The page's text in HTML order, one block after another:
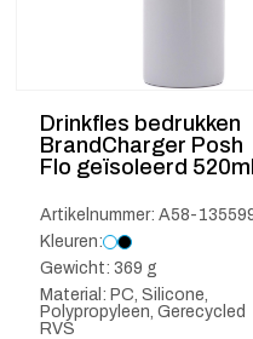
Drinkfles bedrukken
BrandCharger Posh
Flo geïsoleerd 520ml
Artikelnummer: A58-
Kleuren:
Gewicht: 369 g
Material: PC, Silicone,
Polypropyleen, Gerecycled
RVS